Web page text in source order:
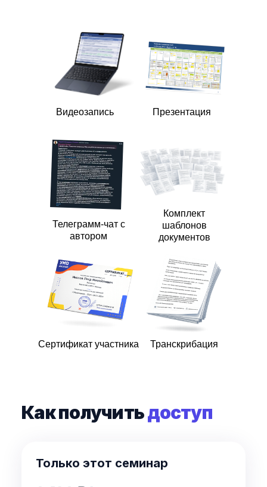
Транскрибация
Сертификат участника
Комплект
шаблонов
документов
Телеграмм-чат с
автором
Презентация
Видеозапись
Как получитьдоступ
Только этот семинар